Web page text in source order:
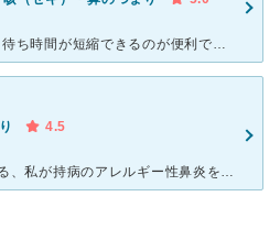
インターネット予約ができ、待ち時間が短縮できるのが便利です。 先生もとても感じがよく、子供にも優しく声を掛けて下さいます。また、クロークの方が診察室にいらっしゃるので、先生は症状をよく聞いて下さって
4.5
生後5カ月の娘が鼻水ずるずる、私が持病のアレルギー性鼻炎をこじらせ頭が重かったため、親子で行きました。 待ち時間は予約をすれば、ほぼなく助かりました。 また中も清潔感があり、ベビーカーごと診察をう